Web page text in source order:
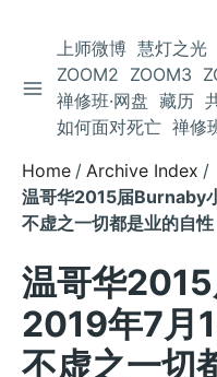
Skip
TOGGLE SIDEBAR
上师微博 慧灯之光
ZOOM2 ZOOM3
禅修班·网盘 藏历
如何面对死亡 禅修
Home
Archive Index
温哥华2015届Burnaby
不虚之一切都是业的自性
温哥华
2019年7月
不虚之一切